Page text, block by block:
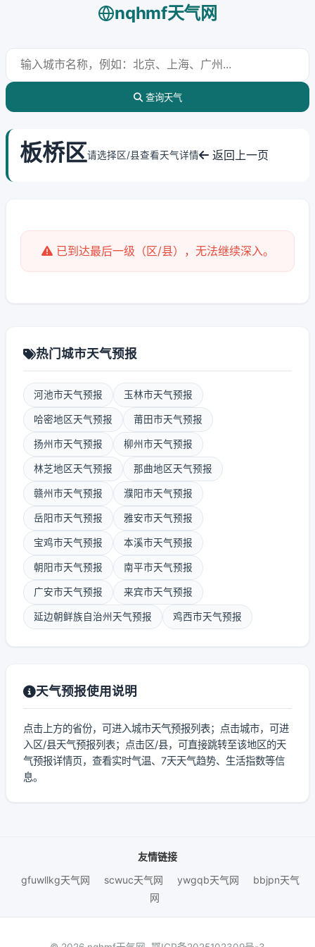
nqhmf天气网
查询天气
板桥区请选择区/县查看天气详情 返回上一页
已到达最后一级（区/县），无法继续深入。
热门城市天气预报
河池市天气预报 玉林市天气预报
哈密地区天气预报 莆田市天气预报
扬州市天气预报 柳州市天气预报
林芝地区天气预报 那曲地区天气预报
赣州市天气预报 濮阳市天气预报
岳阳市天气预报 雅安市天气预报
宝鸡市天气预报 本溪市天气预报
朝阳市天气预报 南平市天气预报
广安市天气预报 来宾市天气预报
延边朝鲜族自治州天气预报 鸡西市天气预报
天气预报使用说明
点击上方的省份，可进入城市天气预报列表；点击城市，可进
入区/县天气预报列表；点击区/县，可直接跳转至该地区的天
气预报详情页，查看实时气温、7天天气趋势、生活指数等信
息。
友情链接
gfuwllkg天气网
scwuc天气网 ywgqb天气网
bbjpn天气
网